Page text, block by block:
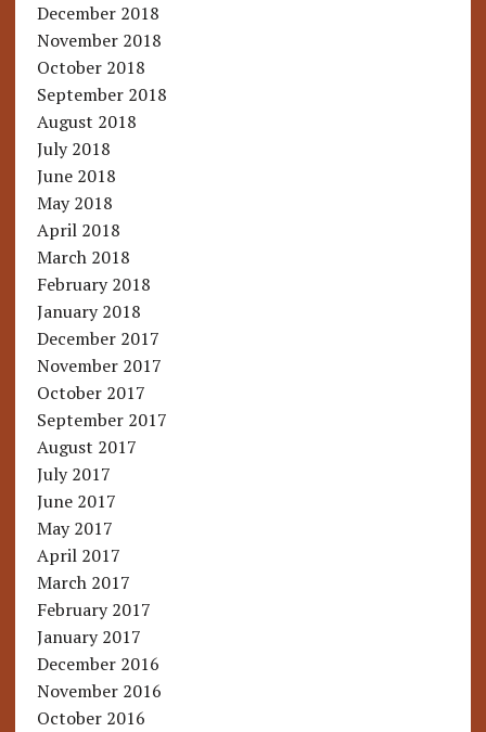
December 2018
November 2018
October 2018
September 2018
August 2018
July 2018
June 2018
May 2018
April 2018
March 2018
February 2018
January 2018
December 2017
November 2017
October 2017
September 2017
August 2017
July 2017
June 2017
May 2017
April 2017
March 2017
February 2017
January 2017
December 2016
November 2016
October 2016